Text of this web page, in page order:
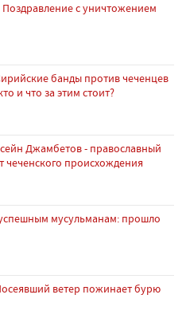
Поздравление с уничтожением
банды против чеченцев
и что за этим стоит?
Джамбетов - православный
чеченского происхождения
мусульманам: прошло
ветер пожинает бурю